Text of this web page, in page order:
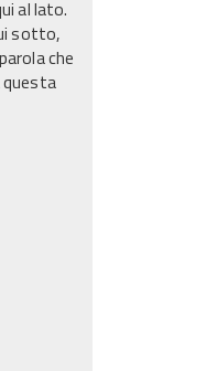
al lato.
sotto,
che
questa